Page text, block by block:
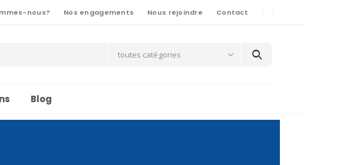
nous? Nos engagements Nous rejoindre Contact
toutes catégories
Blog